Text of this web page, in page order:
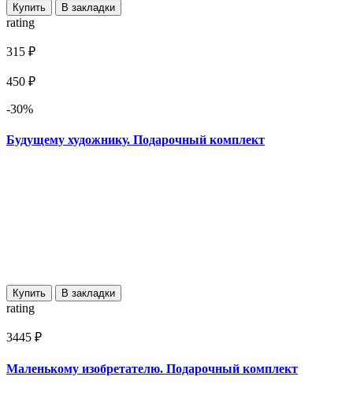
Купить В закладки
rating
315 ₽
450 ₽
-30%
Будущему художнику. Подарочный комплект
Купить В закладки
rating
3445 ₽
Маленькому изобретателю. Подарочный комплект